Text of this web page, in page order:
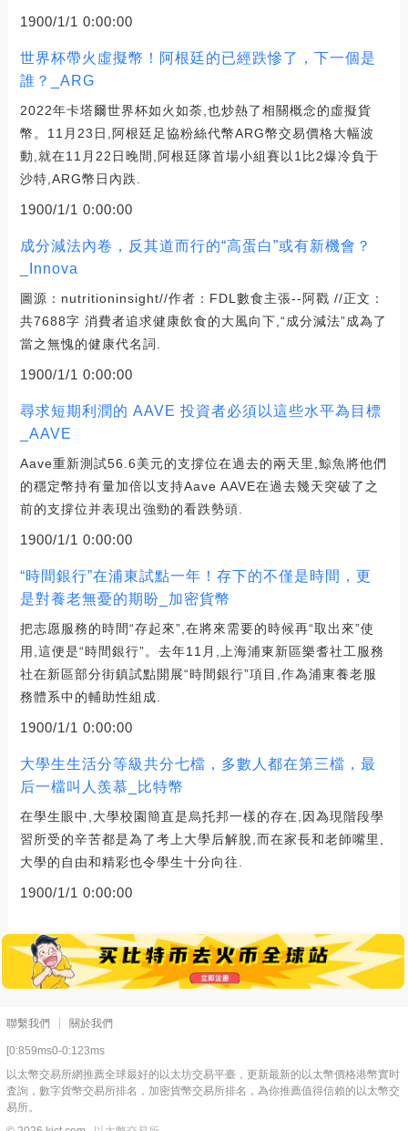
1900/1/1 0:00:00
世界杯帶火虛擬幣！阿根廷的已經跌慘了，下一個是
誰？_ARG
2022年卡塔爾世界杯如火如荼,也炒熱了相關概念的虛擬貨
幣。11月23日,阿根廷足協粉絲代幣ARG幣交易價格大幅波
動,就在11月22日晚間,阿根廷隊首場小組賽以1比2爆冷負于
沙特,ARG幣日內跌.
1900/1/1 0:00:00
成分減法內卷，反其道而行的“高蛋白”或有新機會？
_Innova
圖源：nutritioninsight//作者：FDL數食主張--阿戳 //正文：
共7688字 消費者追求健康飲食的大風向下,“成分減法”成為了
當之無愧的健康代名詞.
1900/1/1 0:00:00
尋求短期利潤的 AAVE 投資者必須以這些水平為目標
_AAVE
Aave重新測試56.6美元的支撐位在過去的兩天里,鯨魚將他們
的穩定幣持有量加倍以支持Aave AAVE在過去幾天突破了之
前的支撐位并表現出強勁的看跌勢頭.
1900/1/1 0:00:00
“時間銀行”在浦東試點一年！存下的不僅是時間，更
是對養老無憂的期盼_加密貨幣
把志愿服務的時間“存起來”,在將來需要的時候再“取出來”使
用,這便是“時間銀行”。去年11月,上海浦東新區樂耆社工服務
社在新區部分街鎮試點開展“時間銀行”項目,作為浦東養老服
務體系中的輔助性組成.
1900/1/1 0:00:00
大學生生活分等級共分七檔，多數人都在第三檔，最
后一檔叫人羨慕_比特幣
在學生眼中,大學校園簡直是烏托邦一樣的存在,因為現階段學
習所受的辛苦都是為了考上大學后解脫,而在家長和老師嘴里,
大學的自由和精彩也令學生十分向往.
1900/1/1 0:00:00
聯繫我們 關於我們
[0:859ms0-0:123ms
以太幣交易所網推薦全球最好的以太坊交易平臺，更新最新的以太幣價格港幣實时
査詢，數字貨幣交易所排名，加密貨幣交易所排名，為你推薦值得信賴的以太幣交
易所。